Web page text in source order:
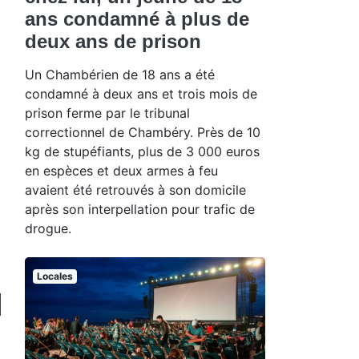
ans condamné à plus de
deux ans de prison
Un Chambérien de 18 ans a été
condamné à deux ans et trois mois de
prison ferme par le tribunal
correctionnel de Chambéry. Près de 10
kg de stupéfiants, plus de 3 000 euros
en espèces et deux armes à feu
avaient été retrouvés à son domicile
après son interpellation pour trafic de
drogue.
Locales